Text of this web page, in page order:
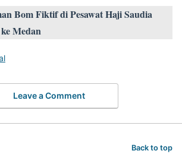
Bom Fiktif di Pesawat Haji Saudia
Medan
Leave a Comment
Back to top